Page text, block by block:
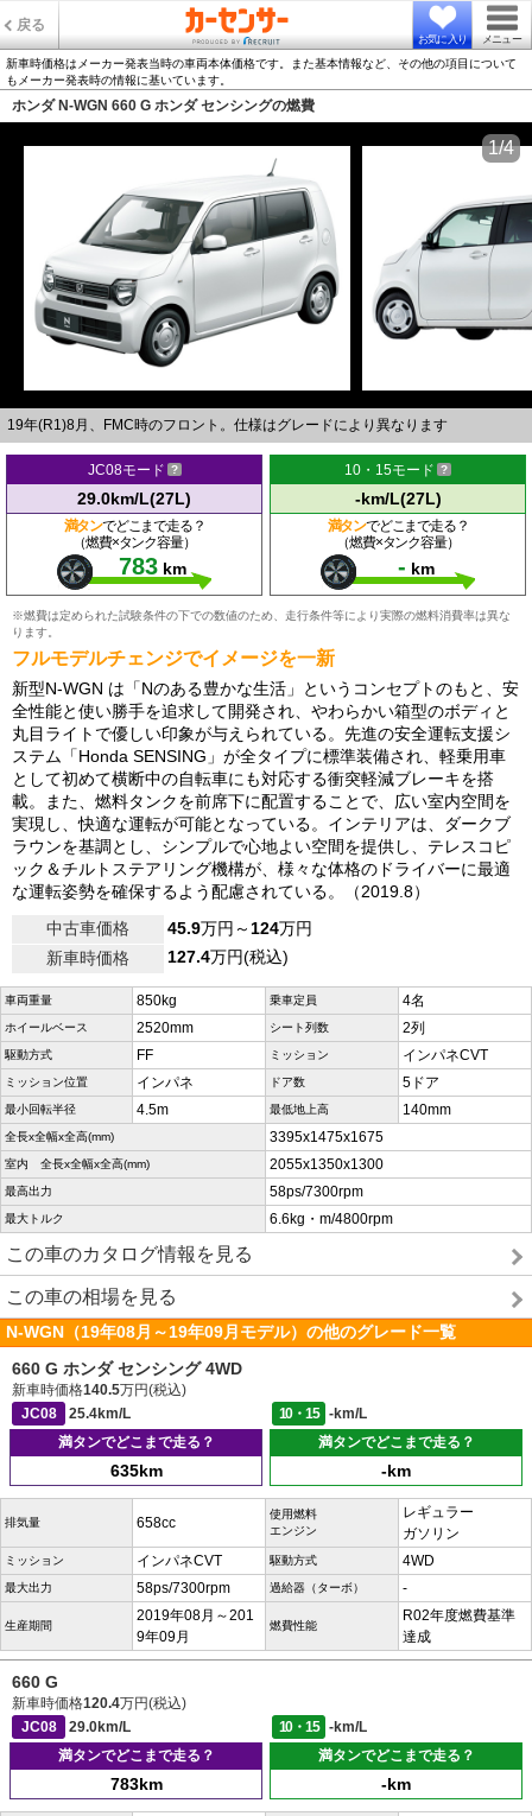
戻る
お気に入り メニュー
新車時価格はメーカー発表当時の車両本体価格です。また基本情報など、その他の項目について
もメーカー発表時の情報に基いています。
ホンダ N-WGN 660 G ホンダ センシングの燃費
19年(R1)8月、FMC時のフロント。仕様はグレードにより異なります
1/4
JC08モード
29.0km/L(27L)
満タンでどこまで走る？
（燃費×タンク容量）
783 km
10・15モード
-km/L(27L)
満タンでどこまで走る？
（燃費×タンク容量）
- km
※燃費は定められた試験条件の下での数値のため、走行条件等により実際の燃料消費率は異な
ります。
フルモデルチェンジでイメージを一新
新型N-WGN は「Nのある豊かな生活」というコンセプトのもと、安
全性能と使い勝手を追求して開発され、やわらかい箱型のボディと
丸目ライトで優しい印象が与えられている。先進の安全運転支援シ
ステム「Honda SENSING」が全タイプに標準装備され、軽乗用車
として初めて横断中の自転車にも対応する衝突軽減ブレーキを搭
載。また、燃料タンクを前席下に配置することで、広い室内空間を
実現し、快適な運転が可能となっている。インテリアは、ダークブ
ラウンを基調とし、シンプルで心地よい空間を提供し、テレスコピ
ック＆チルトステアリング機構が、様々な体格のドライバーに最適
な運転姿勢を確保するよう配慮されている。（2019.8）
中古車価格
45.9万円～124万円
新車時価格
127.4万円(税込)
車両重量 850kg 乗車定員 4名
ホイールベース 2520mm シート列数 2列
駆動方式 FF ミッション インパネCVT
ミッション位置 インパネ ドア数 5ドア
最小回転半径 4.5m 最低地上高 140mm
全長x全幅x全高(mm) 3395x1475x1675
室内 全長x全幅x全高(mm) 2055x1350x1300
最高出力 58ps/7300rpm
最大トルク 6.6kg・m/4800rpm
この車のカタログ情報を見る
この車の相場を見る
N-WGN（19年08月～19年09月モデル）の他のグレード一覧
660 G ホンダ センシング 4WD
新車時価格140.5万円(税込)
JC08
25.4km/L 10・15
-km/L
満タンでどこまで走る？
635km
満タンでどこまで走る？
-km
排気量 658cc
使用燃料
エンジン
レギュラー
ガソリン
ミッション インパネCVT 駆動方式 4WD
最大出力 58ps/7300rpm 過給器（ターボ） -
生産期間
2019年08月～201
9年09月
燃費性能
R02年度燃費基準
達成
660 G
新車時価格120.4万円(税込)
JC08
29.0km/L 10・15
-km/L
満タンでどこまで走る？
783km
満タンでどこまで走る？
-km